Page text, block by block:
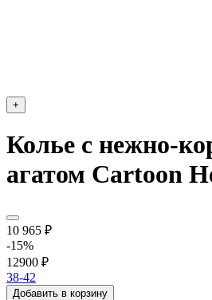
+
Колье c нежно-
агатом Cartoon
10 965 ₽
-15%
12900 ₽
38-42
Добавить в корзину